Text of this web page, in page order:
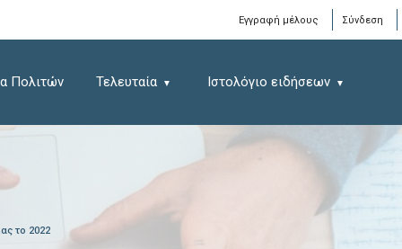
Εγγραφή μέλους Σύνδεση
Πολιτών Τελευταία Ιστολόγιο ειδήσεων
το 2022